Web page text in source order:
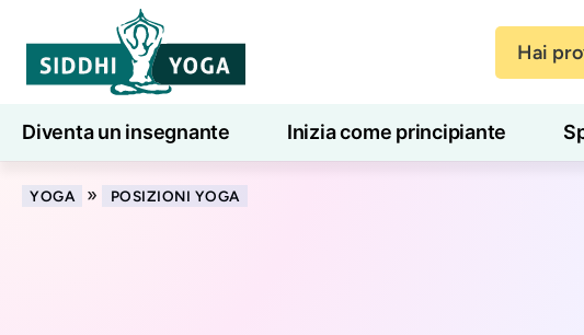
Hai
Diventa un insegnante Inizia come principiante
Lezioni di yoga online
YOGA » POSIZIONI YOGA